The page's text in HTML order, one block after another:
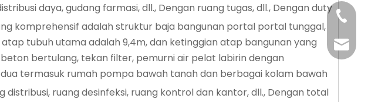
daya, gudang farmasi, dll., Dengan ruang tugas, dll., Dengan duty
komprehensif adalah struktur baja bangunan portal portal tunggal,
tubuh utama adalah 9,4m, dan ketinggian atap bangunan yang
bertulang, tekan filter, pemurni air pelat labirin dengan
termasuk rumah pompa bawah tanah dan berbagai kolam bawah
distribusi, ruang desinfeksi, ruang kontrol dan kantor, dll., Dengan total
+86-
+86-